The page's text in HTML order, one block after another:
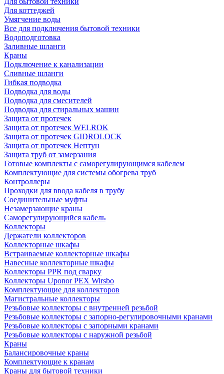
Для коттеджей
Умягчение воды
Все для подключения бытовой техники
Водоподготовка
Заливные шланги
Краны
Подключение к канализации
Сливные шланги
Гибкая подводка
Подводка для воды
Подводка для смесителей
Подводка для стиральных машин
Защита от протечек
Защита от протечек WELROK
Защита от протечек GIDROLOCK
Защита от протечек Нептун
Защита труб от замерзания
Готовые комплекты с саморегулирующимся кабелем
Комплектующие для системы обогрева труб
Контроллеры
Проходки для ввода кабеля в трубу
Соединительные муфты
Незамерзающие краны
Саморегулирующийся кабель
Коллекторы
Держатели коллекторов
Коллекторные шкафы
Встраиваемые коллекторные шкафы
Навесные коллекторные шкафы
Коллекторы PPR под сварку
Коллекторы Uponor PEX Wirsbo
Комплектующие для коллекторов
Магистральные коллекторы
Резьбовые коллекторы с внутренней резьбой
Резьбовые коллекторы с запорно-регулировочными кранами
Резьбовые коллекторы с запорными кранами
Резьбовые коллекторы с наружной резьбой
Краны
Балансировочные краны
Комплектующие к кранам
Краны для бытовой техники